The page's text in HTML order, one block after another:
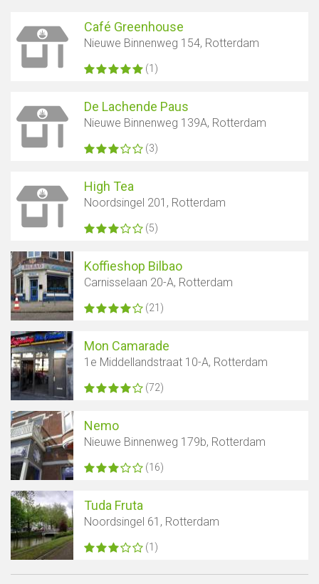
Café Greenhouse
Nieuwe Binnenweg 154, Rotterdam
(1)
De Lachende Paus
Nieuwe Binnenweg 139A, Rotterdam
(3)
High Tea
Noordsingel 201, Rotterdam
(5)
Koffieshop Bilbao
Carnisselaan 20-A, Rotterdam
(21)
Mon Camarade
1e Middellandstraat 10-A, Rotterdam
(72)
Nemo
Nieuwe Binnenweg 179b, Rotterdam
(16)
Tuda Fruta
Noordsingel 61, Rotterdam
(1)